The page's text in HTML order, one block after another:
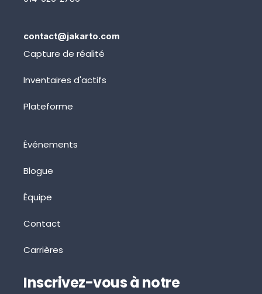
contact@jakarto.com
Capture de réalité
Inventaires d'actifs
Plateforme
Événements
Blogue
Équipe
Contact
Carrières
Inscrivez-vous à notre